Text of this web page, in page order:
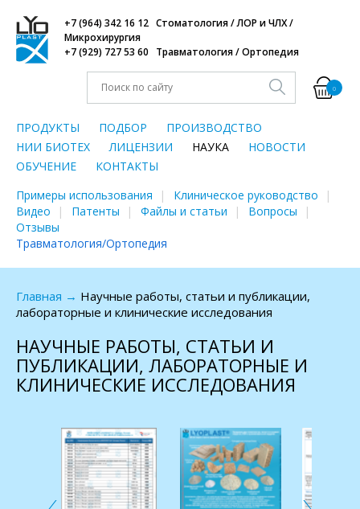
Травматология/Ортопедия
+7 (964) 342 16 12 Стоматология / ЛОР и ЧЛХ /
Микрохирургия
+7 (929) 727 53 60 Травматология / Ортопедия
0
ПРОДУКТЫ ПОДБОР
ПРОИЗВОДСТВО
НИИ БИОТЕХ
ЛИЦЕНЗИИ НАУКА
НОВОСТИ
ОБУЧЕНИЕ
КОНТАКТЫ
Примеры использования
Клиническое руководство
Видео
Патенты Файлы и статьи
Вопросы
Отзывы
Главная → Научные работы, статьи и публикации,
лабораторные и клинические исследования
НАУЧНЫЕ РАБОТЫ, СТАТЬИ И
ПУБЛИКАЦИИ, ЛАБОРАТОРНЫЕ И
КЛИНИЧЕСКИЕ ИССЛЕДОВАНИЯ